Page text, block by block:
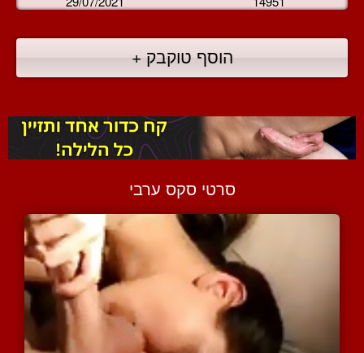
הוסף טוקבק +
סרטי סקס ערבי